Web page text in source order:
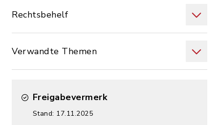
Rechtsbehelf
Verwandte Themen
Freigabevermerk
Stand: 17.11.2025